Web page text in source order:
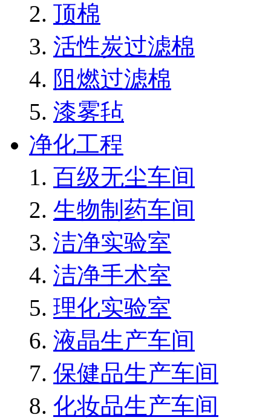
顶棉
活性炭过滤棉
阻燃过滤棉
漆雾毡
净化工程
百级无尘车间
生物制药车间
洁净实验室
洁净手术室
理化实验室
液晶生产车间
保健品生产车间
化妆品生产车间